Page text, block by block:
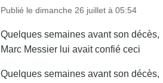
Publié le dimanche 26 juillet à 05:54
Quelques semaines avant son décès,
Marc Messier lui avait confié ceci
Quelques semaines avant son décès,